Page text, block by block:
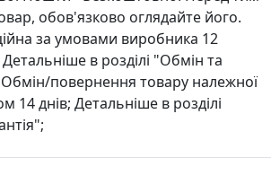
обов'язково оглядайте його.
за умовами виробника 12
Детальніше в розділі "Oбмін та
повернення товару належної
14 днів; Детальніше в розділі